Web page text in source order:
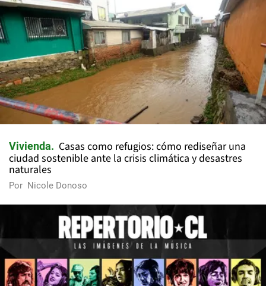
Vivienda
Casas como refugios: cómo rediseñar una
ciudad sostenible ante la crisis climática y desastres
naturales
Por Nicole Donoso